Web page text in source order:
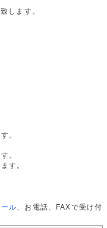
します。
。
。
す。
ール 、お電話、FAXで受け付